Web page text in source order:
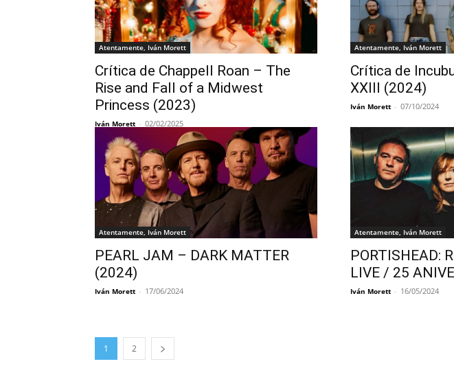
Atentamente, Iván Morett
Crítica de Chappell Roan – The
Rise and Fall of a Midwest
Princess (2023)
Iván Morett - 02/02/2025
Atentamente, Iván Morett
Crítica de
XXIII (2024)
Iván Morett - 07/10/2024
Atentamente, Iván Morett
PEARL JAM – DARK MATTER
(2024)
Iván Morett - 17/06/2024
Atentamente, Iván Morett
PORTISHEAD:
LIVE / 25
Iván Morett - 16/05/2024
1 2